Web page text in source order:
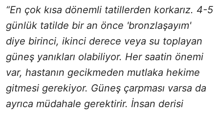
“En çok kısa dönemli tatillerden korkarız. 4-5
günlük tatilde bir an önce 'bronzlaşayım'
diye birinci, ikinci derece veya su toplayan
güneş yanıkları olabiliyor. Her saatin önemi
var, hastanın gecikmeden mutlaka hekime
gitmesi gerekiyor. Güneş çarpması varsa da
ayrıca müdahale gerektirir. İnsan derisi